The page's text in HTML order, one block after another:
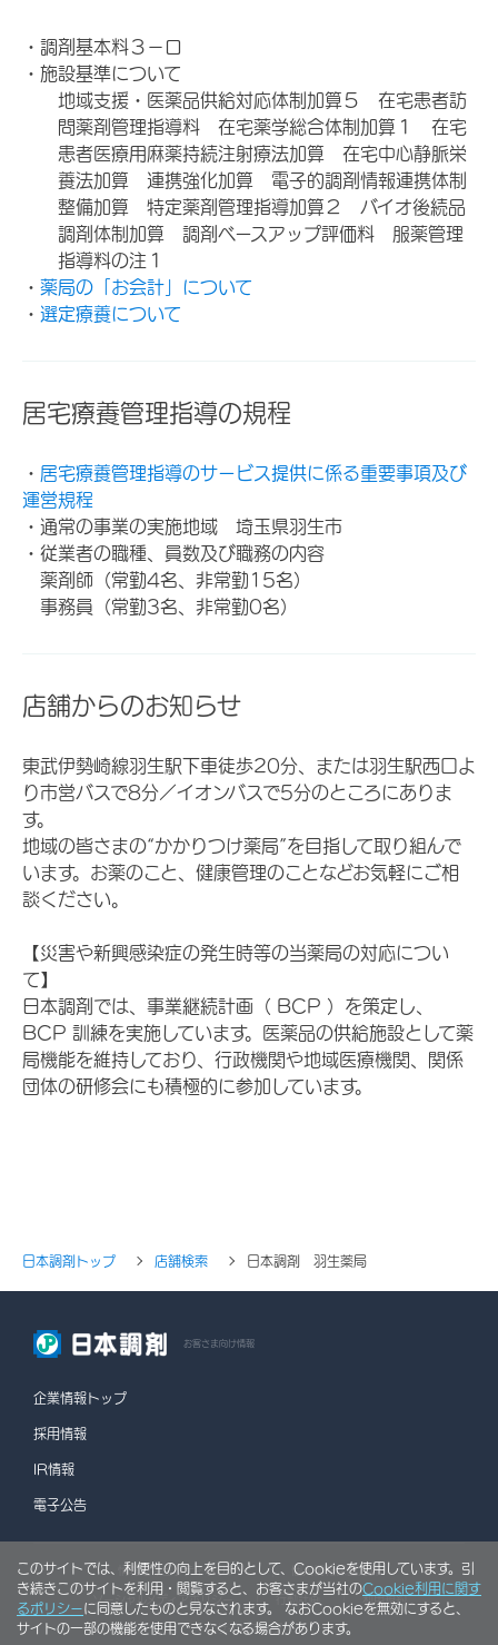
・調剤基本料３－ロ
・施設基準について
地域支援・医薬品供給対応体制加算５ 在宅患者訪
問薬剤管理指導料 在宅薬学総合体制加算１ 在宅
患者医療用麻薬持続注射療法加算 在宅中心静脈栄
養法加算 連携強化加算 電子的調剤情報連携体制
整備加算 特定薬剤管理指導加算２ バイオ後続品
調剤体制加算 調剤ベースアップ評価料 服薬管理
指導料の注１
・ 薬局の「お会計」について
・ 選定療養について
居宅療養管理指導の規程
・ 居宅療養管理指導のサービス提供に係る重要事項及び
運営規程
・通常の事業の実施地域 埼玉県羽生市
・従業者の職種、員数及び職務の内容
薬剤師（常勤4名、非常勤15名）
事務員（常勤3名、非常勤0名）
店舗からのお知らせ
東武伊勢崎線羽生駅下車徒歩20分、または羽生駅西口よ
り市営バスで8分／イオンバスで5分のところにありま
す。
地域の皆さまの“かかりつけ薬局”を目指して取り組んで
います。お薬のこと、健康管理のことなどお気軽にご相
談ください。
【災害や新興感染症の発生時等の当薬局の対応につい
て】
日本調剤では、事業継続計画（ BCP ）を策定し、
BCP 訓練を実施しています。医薬品の供給施設として薬
局機能を維持しており、行政機関や地域医療機関、関係
団体の研修会にも積極的に参加しています。
日本調剤トップ 店舗検索 日本調剤 羽生薬局
お客さま向け情報
企業情報トップ
採用情報
IR情報
電子公告
情報セキュリティポリシー 個人情報保護方針
利用規約
サイトマップ
このサイトでは、利便性の向上を目的として、Cookieを使用しています。引
き続きこのサイトを利用・閲覧すると、お客さまが当社のCookie利用に関す
るポリシーに同意したものと見なされます。 なおCookieを無効にすると、
サイトの一部の機能を使用できなくなる場合があります。